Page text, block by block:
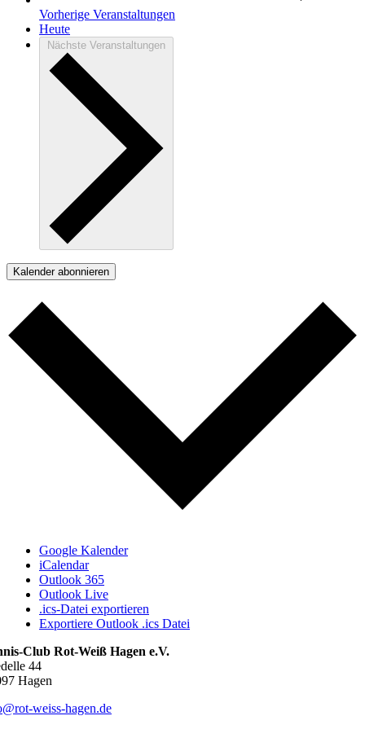
Vorherige Veranstaltungen
Heute
Nächste Veranstaltungen
Kalender abonnieren
Google Kalender
iCalendar
Outlook 365
Outlook Live
.ics-Datei exportieren
Exportiere Outlook .ics Datei
Club Rot-Weiß Hagen e.V.
44
Hagen
weiss-hagen.de